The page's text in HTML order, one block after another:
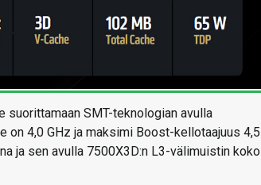
suorittamaan SMT-teknologian avulla
4,0 GHz ja maksimi Boost-kellotaajuus 4,5
ja sen avulla 7500X3D:n L3-välimuistin koko